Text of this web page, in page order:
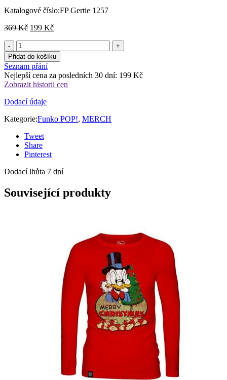
Katalogové číslo:FP Gertie 1257
369Kč Původní
369 Kč.
199 KčAktuální
199 Kč.
Přidat do košíku
Seznam přání
Nejlepší cena za posledních 30 dní: 199 Kč
Zobrazit historii cen
Dodací údaje
Kategorie:Funko POP!, MERCH
Tweet
Share
Pinterest
Dodací lhůta 7 dní
Související produkty